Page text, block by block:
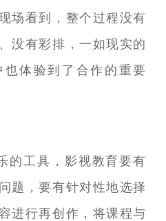
场看到，整个过程没有
没有彩排，一如现实的
体验到了合作的重要
的工具，影视教育要有
题，要有针对性地选择
进行再创作，将课程与